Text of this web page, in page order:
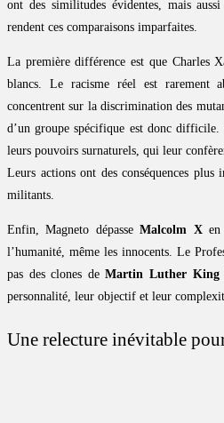
ont des similitudes évidentes, mais
rendent ces comparaisons imparfaites.
La première différence est que Charles
blancs. Le racisme réel est rarement
concentrent sur la discrimination des
d’un groupe spécifique est donc
leurs pouvoirs surnaturels, qui leur
Leurs actions ont des conséquences plus
militants.
Enfin, Magneto dépasseMalcolm Xen
l’humanité, même les innocents. Le
pas des clones deMartin Luther King
personnalité, leur objectif et leur
Une relecture inévitable